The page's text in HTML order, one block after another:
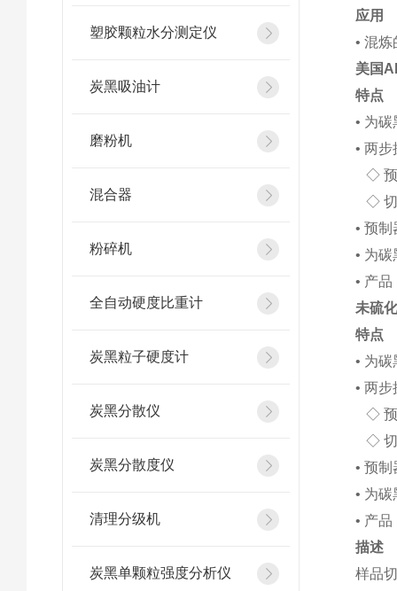
塑胶颗粒水分测定仪
炭黑吸油计
磨粉机
混合器
粉碎机
全自动硬度比重计
炭黑粒子硬度计
炭黑分散仪
炭黑分散度仪
清理分级机
炭黑单颗粒强度分析仪
应用
• 混
美国
特点
• 为
• 两
◇ 预
◇ 切
• 预
• 为
• 产品
未硫
特点
• 为
• 两
◇ 预
◇ 切
• 预
• 为
• 产品
描述
样品